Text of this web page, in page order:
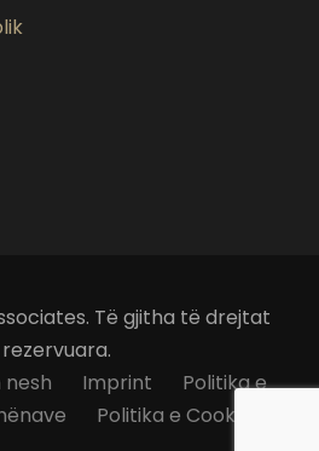
Të gjitha të drejtat
nesh Imprint
Politika e
Politika e Cookies